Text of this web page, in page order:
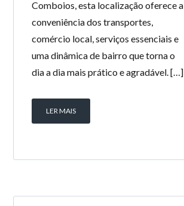
Comboios, esta localização oferece a
conveniência dos transportes,
comércio local, serviços essenciais e
uma dinâmica de bairro que torna o
dia a dia mais prático e agradável. […]
LER MAIS